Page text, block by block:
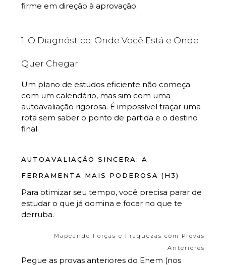
firme em direção à aprovação.
1. O Diagnóstico: Onde Você Está e Onde
Quer Chegar
Um plano de estudos eficiente não começa
com um calendário, mas sim com uma
autoavaliação rigorosa. É impossível traçar uma
rota sem saber o ponto de partida e o destino
final.
AUTOAVALIAÇÃO SINCERA: A
FERRAMENTA MAIS PODEROSA (H3)
Para otimizar seu tempo, você precisa parar de
estudar o que já domina e focar no que te
derruba.
Mapeando Forças e Fraquezas com Provas
Anteriores
Pegue as provas anteriores do Enem (nos